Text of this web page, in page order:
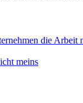
die
meins